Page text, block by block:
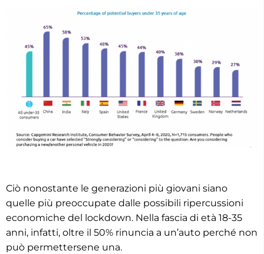
Ciò nonostante le generazioni più giovani siano
quelle più preoccupate dalle possibili ripercussioni
economiche del lockdown. Nella fascia di età 18-35
anni, infatti, oltre il 50% rinuncia a un’auto perché non
può permettersene una.